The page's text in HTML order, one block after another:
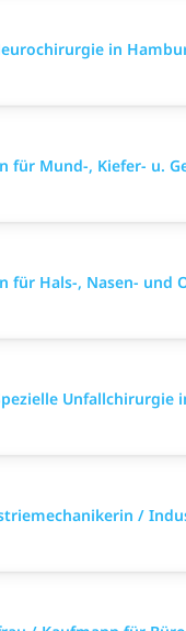
in
für Mund-, Kiefer- u.
für Hals-, Nasen-
/